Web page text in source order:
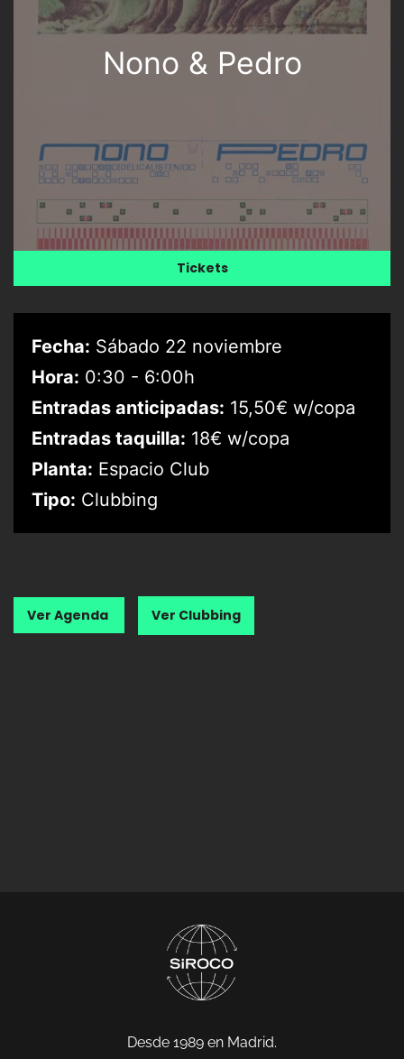
Nono & Pedro
Tickets
Fecha: Sábado 22 noviembre
Hora: 0:30 - 6:00h
Entradas anticipadas: 15,50€ w/copa
Entradas taquilla: 18€ w/copa
Planta: Espacio Club
Tipo: Clubbing
Ver Agenda Ver Clubbing
Desde 1989 en Madrid.